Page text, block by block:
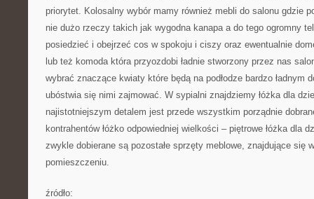
priorytet. Kolosalny wybór mamy również mebli do salonu gdzie
nie dużo rzeczy takich jak wygodna kanapa a do tego ogromny
posiedzieć i obejrzeć cos w spokoju i ciszy oraz ewentualnie
lub też komoda która przyozdobi ładnie stworzony przez nas
wybrać znaczące kwiaty które będą na podłodze bardzo ładnym
ubóstwia się nimi zajmować. W sypialni znajdziemy łóżka dla
najistotniejszym detalem jest przede wszystkim porządnie
kontrahentów łóżko odpowiedniej wielkości – piętrowe łóżka dla
zwykle dobierane są pozostałe sprzęty meblowe, znajdujące się
pomieszczeniu.
źródło: